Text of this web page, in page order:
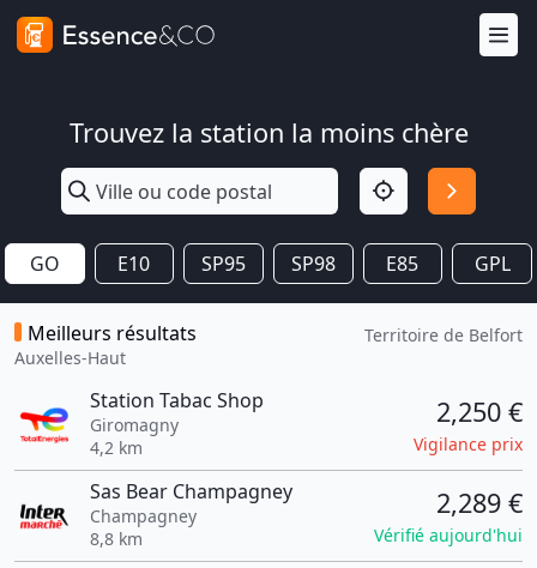
Trouvez la station la moins chère
GO E10 SP95 SP98 E85 GPL
Meilleurs résultats
Auxelles-Haut
Territoire de Belfort
Station Tabac Shop
Giromagny
4,2 km
2,250 €
Vigilance prix
Sas Bear Champagney
Champagney
8,8 km
2,289 €
Vérifié aujourd'hui